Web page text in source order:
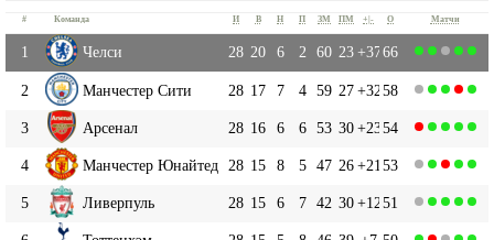
# Команда И В Н П ЗМ ПМ +|- О Матчи
1 Челси 28 20 6 2 60 23+3766
2 Манчестер Сити 28 17 7 4 59 27+3258
3 Арсенал 28 16 6 6 53 30+2354
4 Манчестер Юнайтед 28 15 8 5 47 26+2153
5 Ливерпуль 28 15 6 7 42 30+1251